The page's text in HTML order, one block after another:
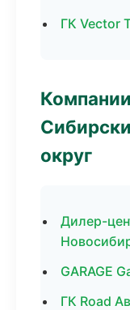
ГК Vector
округ
Дилер-
GARAGE
ГК Road